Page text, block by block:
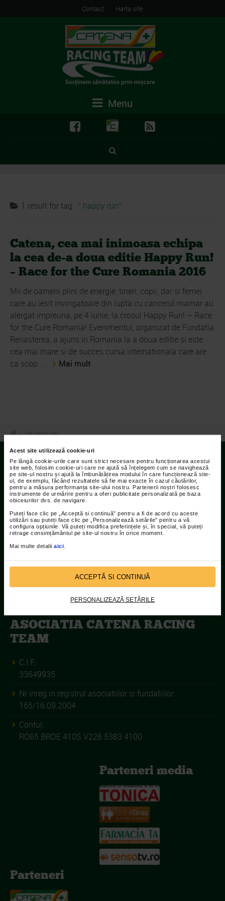
Acest site utilizează cookie-uri
Pe lângă cookie-urile care sunt strict necesare pentru funcționarea acestui
site web, folosim cookie-uri care ne ajută să înțelegem cum se navighează
pe site-ul nostru și ajută la îmbunătățirea modului în care funcționează site-
ul, de exemplu, făcând rezultatele să fie mai exacte în cazul căutărilor,
pentru a măsura performanța site-ului nostru. Partenerii noștri folosesc
instrumente de urmărire pentru a oferi publicitate personalizată pe baza
obiceiurilor dvs. de navigare.
Puteți face clic pe „Acceptă si continuă” pentru a fi de acord cu aceste
utilizări sau puteți face clic pe „Personalizează setările” pentru a vă
configura opțiunile. Vă puteți modifica preferințele și, în special, vă puteți
retrage consimțământul pe site-ul nostru în orice moment.
Mai multe detalii aici
ACCEPTĂ SI CONTINUĂ
PERSONALIZEAZĂ SETĂRILE
Contact Harta site
Menu
1 result fortag: happy run
Catena, cea mai inimoasa echipa
la cea de-a doua editie Happy Run!
– Race for the Cure Romania 2016
Mii de oameni plini de energie, tineri, copii, dar si femei
care au iesit invingatoare din lupta cu cancerul mamar au
alergat impreuna, pe 4 iunie, la crosul Happy Run! – Race
for the Cure Romania! Evenimentul, organizat de Fundatia
Renasterea, a ajuns in Romania la a doua editie si este
cea mai mare si de succes cursa internationala care are
ca scop ...
Mai mult
Contact
Adresa:
Telefoane:
021.207.9136 / 021.207.9137
021.207.9141
ASOCIATIA CATENA RACING
TEAM
C.I.F.:
33649935
Nr inreg in registrul asociatiilor si fundatiilor:
165/16.09.2004
Contul:
RO65 BRDE 410S V226 5383 4100
Parteneri
Parteneri media